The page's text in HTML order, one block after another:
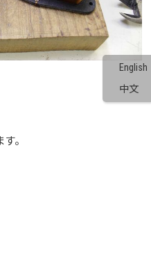
English
中文
。